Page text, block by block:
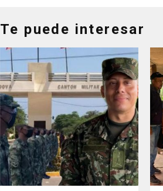
Te puede interesar